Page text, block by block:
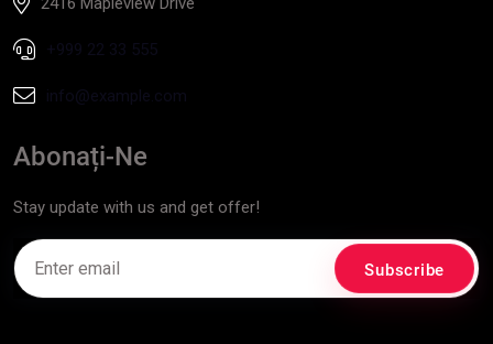
+999 22 33 555
info@example.com
Abonați-Ne
Stay update with us and get offer!